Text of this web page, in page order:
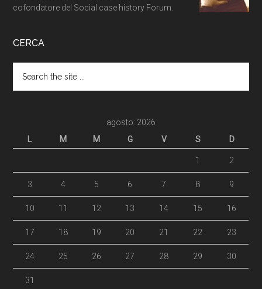
cofondatore del Social case history Forum.
CERCA
agosto: 2026
L
M M G V S D
1 2
3 4 5 6 7 8 9
10 11 12 13 14 15 16
17 18 19 20 21 22 23
24 25 26 27 28 29 30
31